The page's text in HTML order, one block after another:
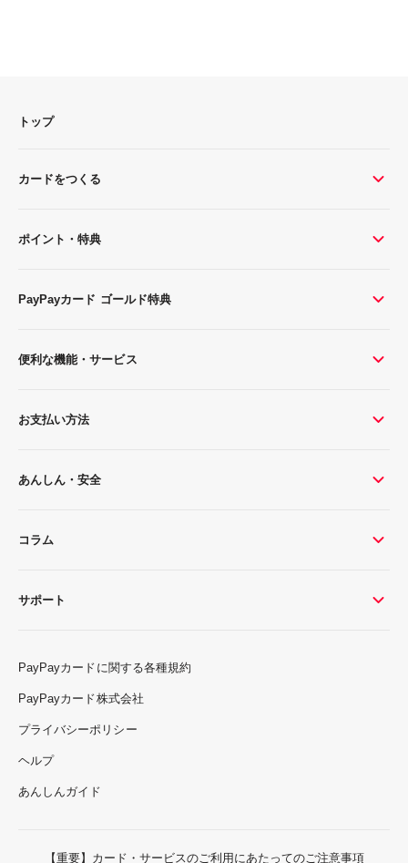
トップ
カードをつくる
ポイント・特典
PayPayカード ゴールド特典
便利な機能・サービス
お支払い方法
あんしん・安全
コラム
サポート
PayPayカードに関する各種規約
PayPayカード株式会社
プライバシーポリシー
ヘルプ
あんしんガイド
【重要】カード・サービスのご利用にあたってのご注意事項